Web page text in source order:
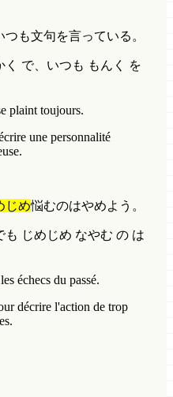
つも文句を言っている。
で、いつも もんく を
plaint toujours.
une personnalité
じめ悩むのはやめよう。
じめじめ なやむ の は
échecs du passé.
décrire l'action de trop